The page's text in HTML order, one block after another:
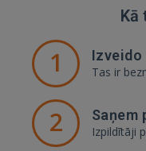
Kā
1 Izveido
Tas ir
2 Saņem
Izpildītāji